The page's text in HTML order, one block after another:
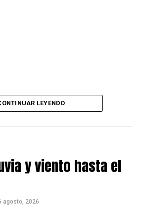
LEYENDO
y viento hasta el
agosto, 2026